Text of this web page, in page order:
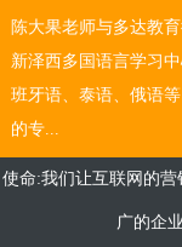
陈大果老师与多达教
新泽西多国语言学习
班牙语、泰语、俄语
的专...
使命:我们让互联网的
广的企